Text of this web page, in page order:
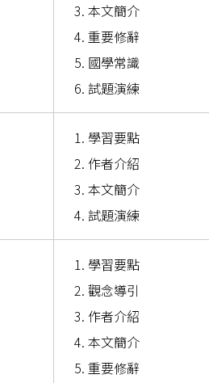
本文簡介
重要修辭
國學常識
試題演練
學習要點
作者介紹
本文簡介
試題演練
學習要點
觀念導引
作者介紹
本文簡介
重要修辭